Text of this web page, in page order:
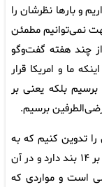
و بارها نظرشان را
نمی‌توانیم مطمئن
چند هفته گفت‌وگو
ما و امریکا قرار
بلکه یعنی بر
برسیم.
تدوین کنیم که به
نوعی حالت یک «تفاهم بر سر چارچوب» مشتمل بر ۱۴ بند دارد و در آن
است و مواردی که